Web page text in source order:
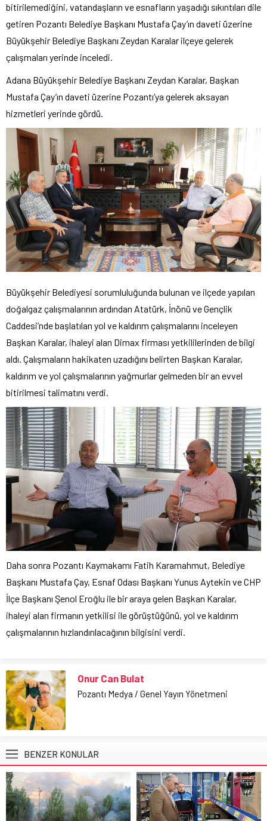
bitirilemediğini, vatandaşların ve esnafların yaşadığı sıkıntıları dile
getiren Pozantı Belediye Başkanı Mustafa Çay’ın daveti üzerine
Büyükşehir Belediye Başkanı Zeydan Karalar ilçeye gelerek
çalışmaları yerinde inceledi.
Adana Büyükşehir Belediye Başkanı Zeydan Karalar, Başkan
Mustafa Çay’ın daveti üzerine Pozantı’ya gelerek aksayan
hizmetleri yerinde gördü.
Büyükşehir Belediyesi sorumluluğunda bulunan ve ilçede yapılan
doğalgaz çalışmalarının ardından Atatürk, İnönü ve Gençlik
Caddesi’nde başlatılan yol ve kaldırım çalışmalarını inceleyen
Başkan Karalar, ihaleyi alan Dimax firması yetkililerinden de bilgi
aldı. Çalışmaların hakikaten uzadığını belirten Başkan Karalar,
kaldırım ve yol çalışmalarının yağmurlar gelmeden bir an evvel
bitirilmesi talimatını verdi.
Daha sonra Pozantı Kaymakamı Fatih Karamahmut, Belediye
Başkanı Mustafa Çay, Esnaf Odası Başkanı Yunus Aytekin ve CHP
İlçe Başkanı Şenol Eroğlu ile bir araya gelen Başkan Karalar,
ihaleyi alan firmanın yetkilisi ile görüştüğünü, yol ve kaldırım
çalışmalarının hızlandırılacağının bilgisini verdi.
Onur Can Bulat
Pozantı Medya / Genel Yayın Yönetmeni
BENZER KONULAR